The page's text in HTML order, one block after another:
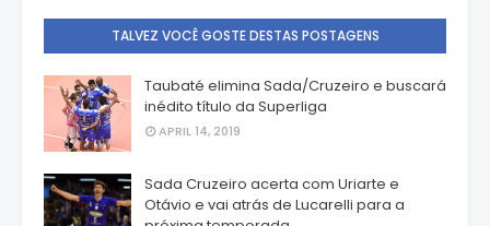
TALVEZ VOCÊ GOSTE DESTAS POSTAGENS
Taubaté elimina Sada/Cruzeiro e buscará
inédito título da Superliga
APRIL 14, 2019
Sada Cruzeiro acerta com Uriarte e
Otávio e vai atrás de Lucarelli para a